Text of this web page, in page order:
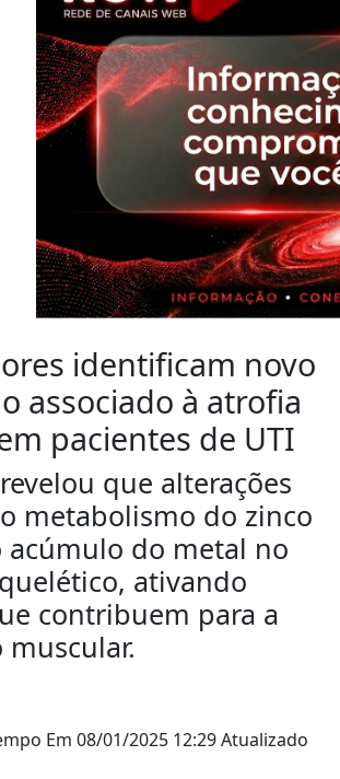
identificam novo
associado à atrofia
pacientes de UTI
que alterações
metabolismo do zinco
acúmulo do metal no
ativando
contribuem para a
muscular.
Em 08/01/2025 12:29Atualizado